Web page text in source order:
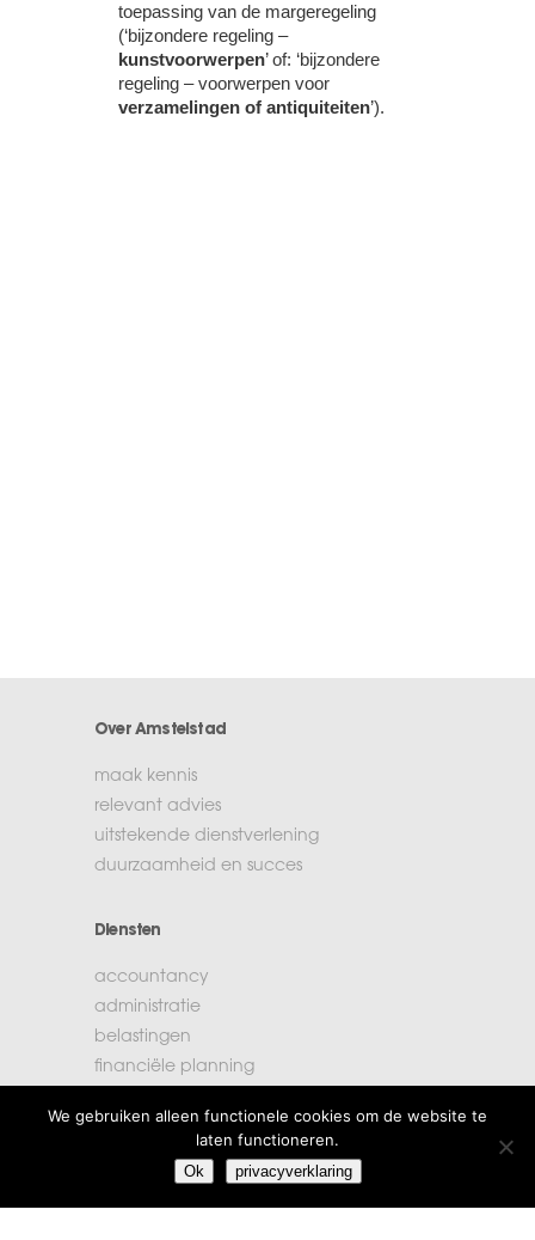
toepassing van de margeregeling
(‘bijzondere regeling –
kunstvoorwerpen’ of: ‘bijzondere
regeling – voorwerpen voor
verzamelingen of antiquiteiten’).
Over Amstelstad
maak kennis
relevant advies
uitstekende dienstverlening
duurzaamheid en succes
Diensten
accountancy
administratie
belastingen
financiële planning
Extra informatie
vacatures
We gebruiken alleen functionele cookies om de website te
laten functioneren.
Ok privacyverklaring